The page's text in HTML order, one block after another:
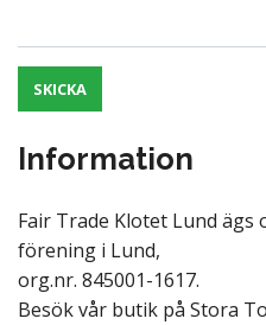
SKICKA
Information
Fair Trade Klotet Lund ägs
förening i Lund,
org.nr. 845001-1617.
Besök vår butik på Stora